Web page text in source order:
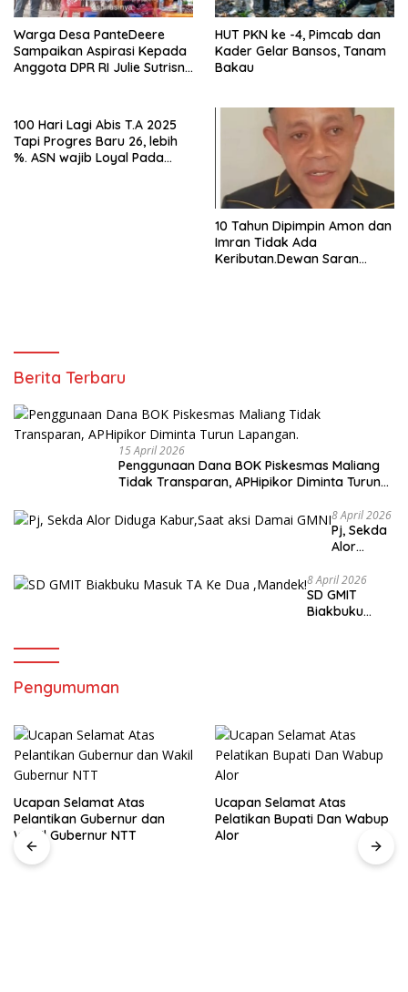
Warga Desa PanteDeere
Sampaikan Aspirasi Kepada
Anggota DPR RI Julie Sutrisno
HUT PKN ke -4, Pimcab dan
Kader Gelar Bansos, Tanam
Bakau
100 Hari Lagi Abis T.A 2025
Tapi Progres Baru 26, lebih
%. ASN wajib Loyal Pada
10 Tahun Dipimpin Amon dan
Imran Tidak Ada
Keributan.Dewan Saran
Berita Terbaru
15 April 2026
Penggunaan Dana BOK Piskesmas Maliang
Tidak Transparan, APHipikor Diminta Turun
8 April 2026
Pj, Sekda
Alor
Kabur,Sa
at aksi
Damai
8 April 2026
SD GMIT
Biakbuku
Pengumuman
Ucapan Selamat Atas
Pelantikan Gubernur dan
Wakil Gubernur NTT
Ucapan Selamat Atas
Pelatikan Bupati Dan Wabup
Alor